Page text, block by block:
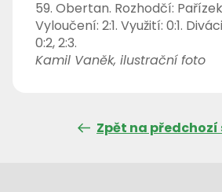
59. Obertan. Rozhodčí:
Vyloučení: 2:1. Využití: 0:1.
0:2, 2:3.
Kamil Vaněk, ilustrační foto
Zpět na